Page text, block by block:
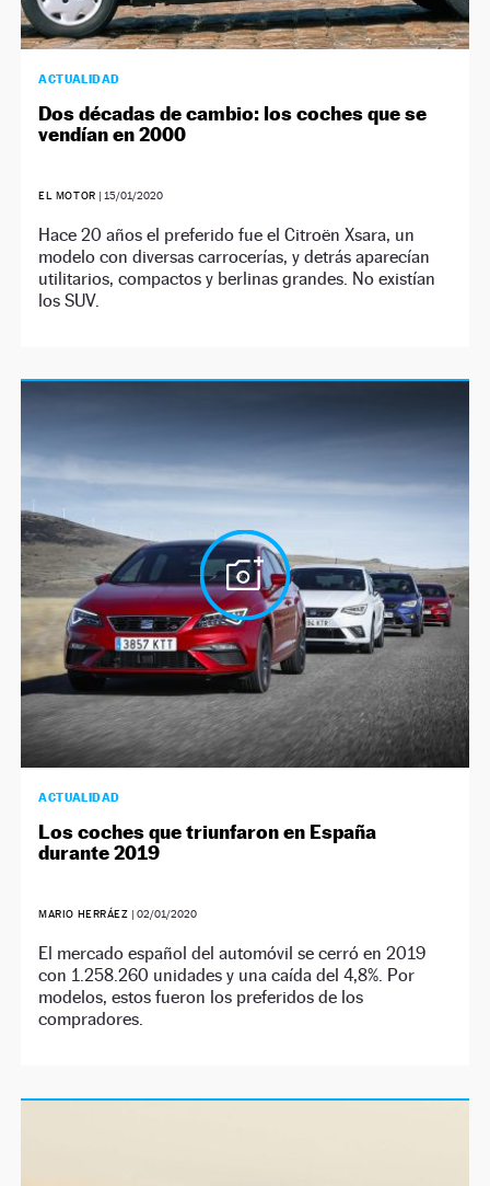
ACTUALIDAD
Dos décadas de cambio: los coches que se
vendían en 2000
EL MOTOR | 15/01/2020
Hace 20 años el preferido fue el Citroën Xsara, un
modelo con diversas carrocerías, y detrás aparecían
utilitarios, compactos y berlinas grandes. No existían
los SUV.
ACTUALIDAD
Los coches que triunfaron en España
durante 2019
MARIO HERRÁEZ | 02/01/2020
El mercado español del automóvil se cerró en 2019
con 1.258.260 unidades y una caída del 4,8%. Por
modelos, estos fueron los preferidos de los
compradores.